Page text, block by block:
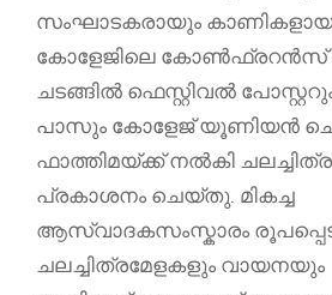
സംഘാടകരായും
കോളേജിലെ കോൺഫ്രറൻസ്
ചടങ്ങിൽ ഫെസ്റ്റിവൽ
പാസും കോളേജ് യൂണിയൻ
ഫാത്തിമയ്ക്ക് നൽകി
പ്രകാശനം ചെയ്തു. മികച്ച
ആസ്വാദകസംസ്കാരം
ചലച്ചിത്രമേളകളും വായനയും